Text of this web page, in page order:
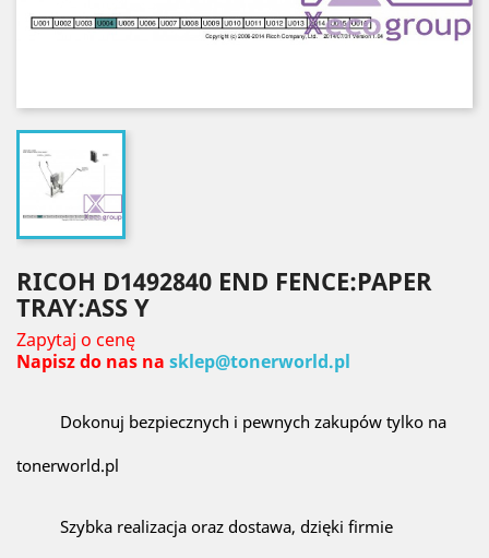
RICOH D1492840 END FENCE:PAPER
TRAY:ASS Y
Zapytaj o cenę
Napisz do nas na sklep@tonerworld.pl
Dokonuj bezpiecznych i pewnych zakupów tylko na
tonerworld.pl
Szybka realizacja oraz dostawa, dzięki firmie